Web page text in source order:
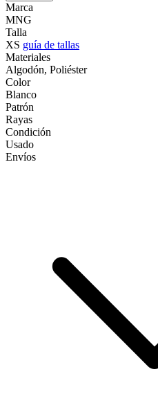
Marca
MNG
Talla
XS guía de tallas
Materiales
Algodón, Poliéster
Color
Blanco
Patrón
Rayas
Condición
Usado
Envíos